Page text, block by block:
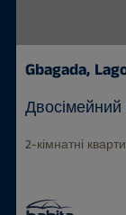
Gbagada,
2-кімнатні